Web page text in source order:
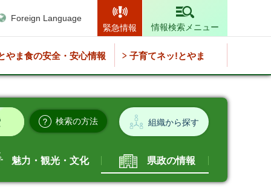
Foreign Language
緊急情報
情報検索メニュー
やま食の安全・安心情報 子育てネッ!とやま
検索の方法 組織から探す
魅力・観光・文化 県政の情報